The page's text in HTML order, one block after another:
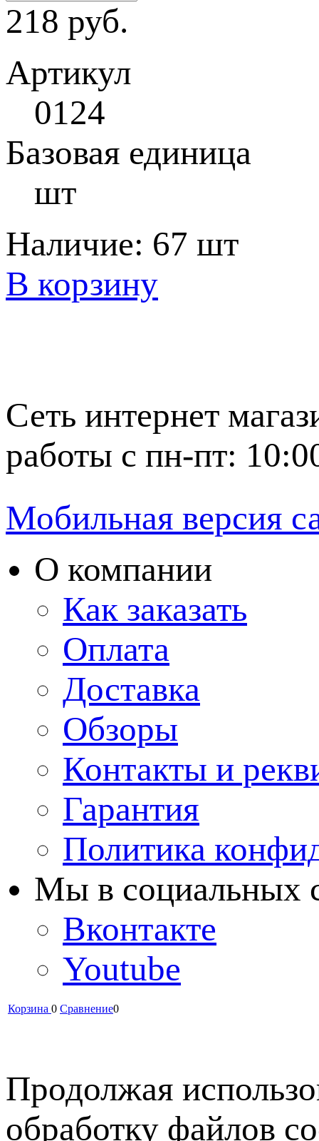
218 руб.
Артикул
0124
Базовая единица
шт
Наличие: 67 шт
В корзину
Сеть интернет
работы с пн-пт:
Мобильная версия
О компании
Как заказать
Оплата
Доставка
Обзоры
Контакты и
Гарантия
Политика
Мы в cоциальных
Вконтакте
Youtube
Корзина 0 Сравнение0
Продолжая
обработку файлов